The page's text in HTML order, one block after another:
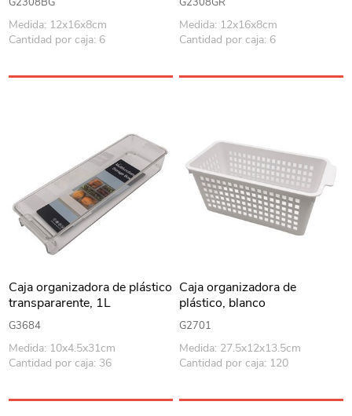
Medida: 12x16x8cm
Cantidad por caja: 6
Medida: 12x16x8cm
Cantidad por caja: 6
Caja organizadora de plástico
transpararente, 1L
G3684
Medida: 10x4.5x31cm
Cantidad por caja: 36
Caja organizadora de
plástico, blanco
G2701
Medida: 27.5x12x13.5cm
Cantidad por caja: 120